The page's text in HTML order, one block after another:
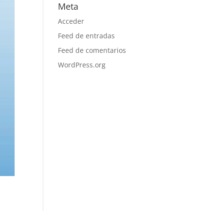
Meta
Acceder
Feed de entradas
Feed de comentarios
WordPress.org